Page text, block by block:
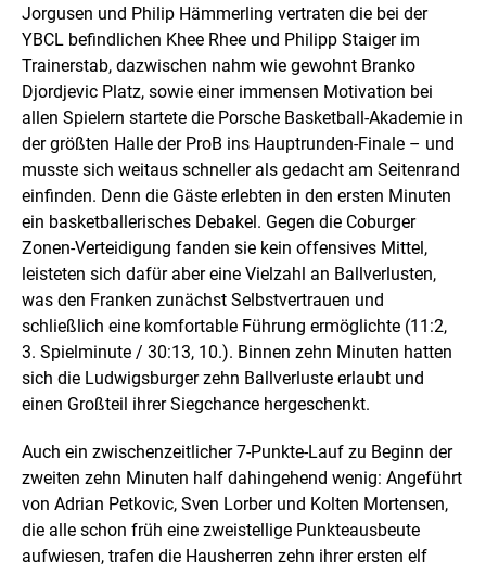
Jorgusen und Philip Hämmerling vertraten die bei der
YBCL befindlichen Khee Rhee und Philipp Staiger im
Trainerstab, dazwischen nahm wie gewohnt Branko
Djordjevic Platz, sowie einer immensen Motivation bei
allen Spielern startete die Porsche Basketball-Akademie in
der größten Halle der ProB ins Hauptrunden-Finale – und
musste sich weitaus schneller als gedacht am Seitenrand
einfinden. Denn die Gäste erlebten in den ersten Minuten
ein basketballerisches Debakel. Gegen die Coburger
Zonen-Verteidigung fanden sie kein offensives Mittel,
leisteten sich dafür aber eine Vielzahl an Ballverlusten,
was den Franken zunächst Selbstvertrauen und
schließlich eine komfortable Führung ermöglichte (11:2,
3. Spielminute / 30:13, 10.). Binnen zehn Minuten hatten
sich die Ludwigsburger zehn Ballverluste erlaubt und
einen Großteil ihrer Siegchance hergeschenkt.
Auch ein zwischenzeitlicher 7-Punkte-Lauf zu Beginn der
zweiten zehn Minuten half dahingehend wenig: Angeführt
von Adrian Petkovic, Sven Lorber und Kolten Mortensen,
die alle schon früh eine zweistellige Punkteausbeute
aufwiesen, trafen die Hausherren zehn ihrer ersten elf